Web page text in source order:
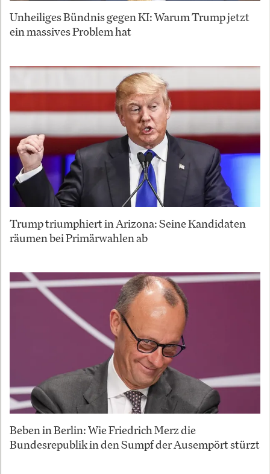
Unheiliges Bündnis gegen KI: Warum Trump jetzt
ein massives Problem hat
Trump triumphiert in Arizona: Seine Kandidaten
räumen bei Primärwahlen ab
Beben in Berlin: Wie Friedrich Merz die
Bundesrepublik in den Sumpf der Ausempört stürzt